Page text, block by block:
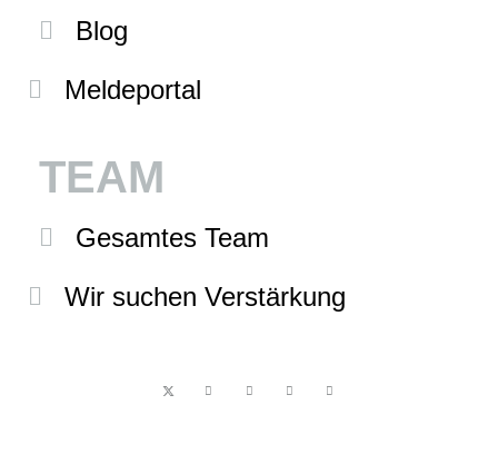
Blog
Meldeportal
TEAM
Gesamtes Team
Wir suchen Verstärkung